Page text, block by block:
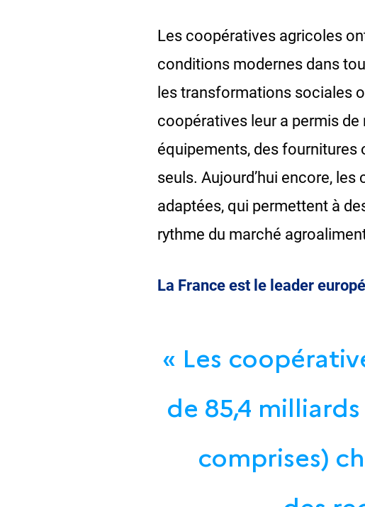
Les coopératives agricoles
conditions modernes dans
les transformations sociales
coopératives leur a permis
équipements, des fournitures
seuls. Aujourd’hui encore,
adaptées, qui permettent à
rythme du marché
La France est le leader
« Les
de 85,4
comprises)